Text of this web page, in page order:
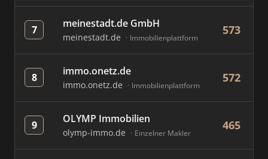
7 meinestadt.de GmbH
meinestadt.de Immobilienplattform
573
8 immo.onetz.de
immo.onetz.de Immobilienplattform
572
9 OLYMP Immobilien
olymp-immo.de Einzelner Makler
465